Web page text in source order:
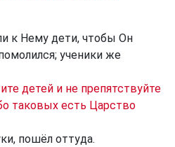
к Нему дети, чтобы Он
ученики же
детей и не препятствуйте
таковых есть Царство
пошёл оттуда.